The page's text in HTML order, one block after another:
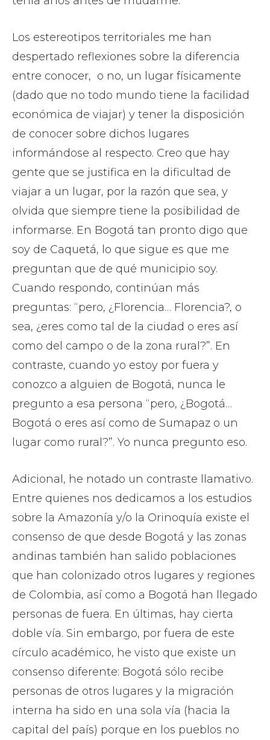
Los estereotipos territoriales me han
despertado reflexiones sobre la diferencia
entre conocer, o no, un lugar físicamente
(dado que no todo mundo tiene la facilidad
económica de viajar) y tener la disposición
de conocer sobre dichos lugares
informándose al respecto. Creo que hay
gente que se justifica en la dificultad de
viajar a un lugar, por la razón que sea, y
olvida que siempre tiene la posibilidad de
informarse. En Bogotá tan pronto digo que
soy de Caquetá, lo que sigue es que me
preguntan que de qué municipio soy.
Cuando respondo, continúan más
preguntas: “pero, ¿Florencia… Florencia?, o
sea, ¿eres como tal de la ciudad o eres así
como del campo o de la zona rural?”. En
contraste, cuando yo estoy por fuera y
conozco a alguien de Bogotá, nunca le
pregunto a esa persona “pero, ¿Bogotá…
Bogotá o eres así como de Sumapaz o un
lugar como rural?”. Yo nunca pregunto eso.
Adicional, he notado un contraste llamativo.
Entre quienes nos dedicamos a los estudios
sobre la Amazonía y/o la Orinoquía existe el
consenso de que desde Bogotá y las zonas
andinas también han salido poblaciones
que han colonizado otros lugares y regiones
de Colombia, así como a Bogotá han llegado
personas de fuera. En últimas, hay cierta
doble vía. Sin embargo, por fuera de este
círculo académico, he visto que existe un
consenso diferente: Bogotá sólo recibe
personas de otros lugares y la migración
interna ha sido en una sola vía (hacia la
capital del país) porque en los pueblos no